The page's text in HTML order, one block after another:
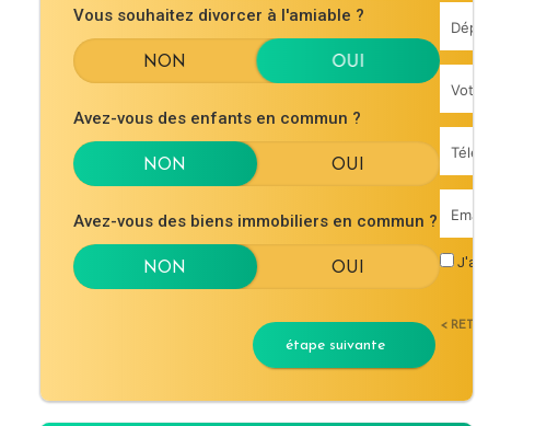
Vous souhaitez divorcer à l'amiable ?
Avez-vous des enfants en commun ?
Avez-vous des biens immobiliers en commun ?
étape suivante
J'accepte
< RETOUR